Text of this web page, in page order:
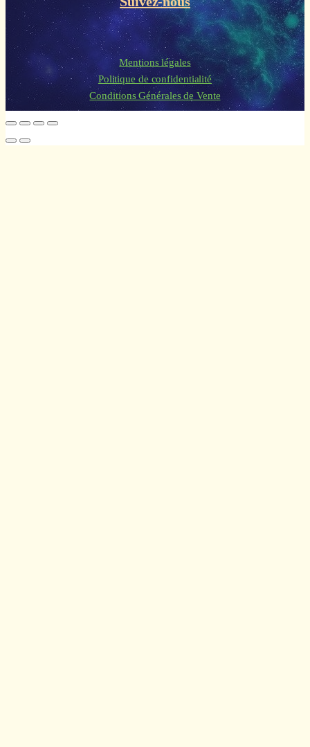
Mentions légales
Politique de confidentialité
Conditions Générales de Vente